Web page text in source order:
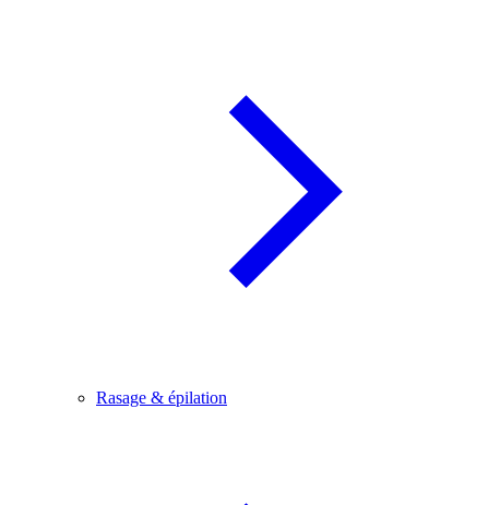
Rasage & épilation